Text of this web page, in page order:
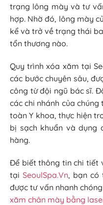
trạng lông mày và tư
hợp. Nhờ đó, lông mày
kể và trở về trạng thái
tổn thương nào.
Quy trình xóa xăm tại
các bước chuyên sâu,
công từ đội ngũ bác sĩ.
các chi nhánh của
toàn Y khoa, thực hiện
bị sạch khuẩn và dụng
hàng.
Để biết thông tin chi tiết
tại SeoulSpa.Vn, bạn có
được tư vấn nhanh
xăm chân mày bằng